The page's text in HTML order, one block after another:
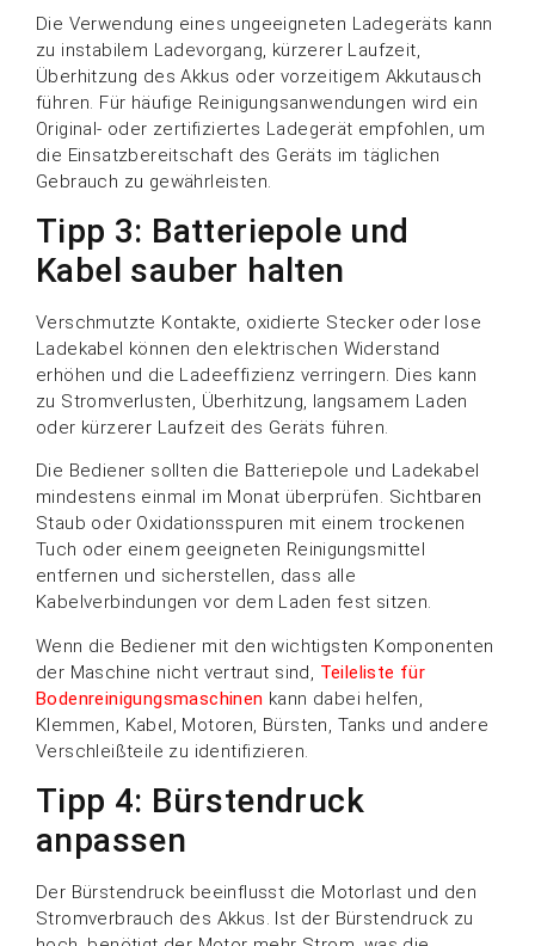
Die Verwendung eines ungeeigneten Ladegeräts kann
zu instabilem Ladevorgang, kürzerer Laufzeit,
Überhitzung des Akkus oder vorzeitigem Akkutausch
führen. Für häufige Reinigungsanwendungen wird ein
Original- oder zertifiziertes Ladegerät empfohlen, um
die Einsatzbereitschaft des Geräts im täglichen
Gebrauch zu gewährleisten.
Tipp 3: Batteriepole und
Kabel sauber halten
Verschmutzte Kontakte, oxidierte Stecker oder lose
Ladekabel können den elektrischen Widerstand
erhöhen und die Ladeeffizienz verringern. Dies kann
zu Stromverlusten, Überhitzung, langsamem Laden
oder kürzerer Laufzeit des Geräts führen.
Die Bediener sollten die Batteriepole und Ladekabel
mindestens einmal im Monat überprüfen. Sichtbaren
Staub oder Oxidationsspuren mit einem trockenen
Tuch oder einem geeigneten Reinigungsmittel
entfernen und sicherstellen, dass alle
Kabelverbindungen vor dem Laden fest sitzen.
Wenn die Bediener mit den wichtigsten Komponenten
der Maschine nicht vertraut sind, Teileliste für
Bodenreinigungsmaschinen kann dabei helfen,
Klemmen, Kabel, Motoren, Bürsten, Tanks und andere
Verschleißteile zu identifizieren.
Tipp 4: Bürstendruck
anpassen
Der Bürstendruck beeinflusst die Motorlast und den
Stromverbrauch des Akkus. Ist der Bürstendruck zu